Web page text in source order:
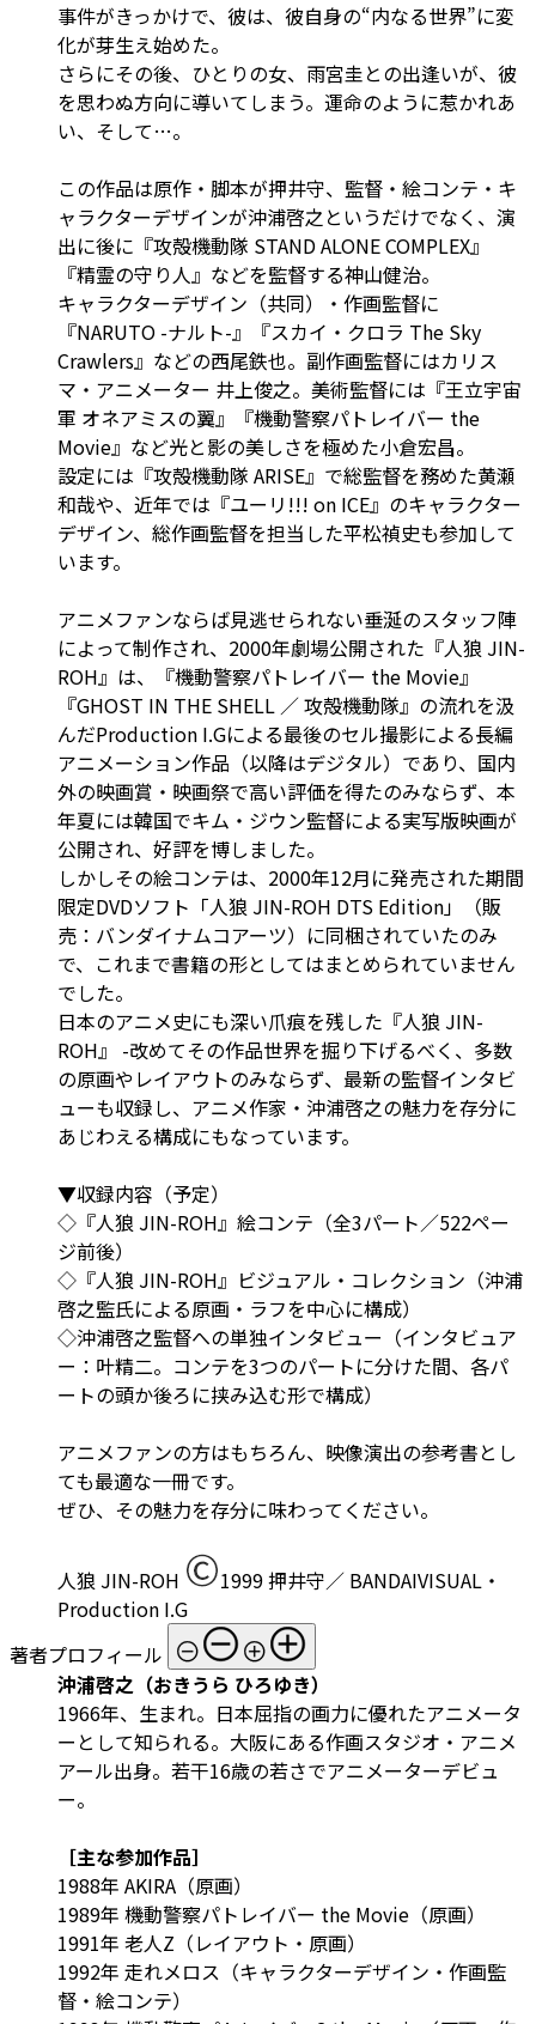
事件がきっかけで、彼は、彼自身の“内なる世界”に変
化が芽生え始めた。
さらにその後、ひとりの女、雨宮圭との出逢いが、彼
を思わぬ方向に導いてしまう。運命のように惹かれあ
い、そして…。
この作品は原作・脚本が押井守、監督・絵コンテ・キ
ャラクターデザインが沖浦啓之というだけでなく、演
出に後に『攻殻機動隊 STAND ALONE COMPLEX』
『精霊の守り人』などを監督する神山健治。
キャラクターデザイン（共同）・作画監督に
『NARUTO -ナルト-』『スカイ・クロラ The Sky
Crawlers』などの西尾鉄也。副作画監督にはカリス
マ・アニメーター 井上俊之。美術監督には『王立宇宙
軍 オネアミスの翼』『機動警察パトレイバー the
Movie』など光と影の美しさを極めた小倉宏昌。
設定には『攻殻機動隊 ARISE』で総監督を務めた黄瀬
和哉や、近年では『ユーリ!!! on ICE』のキャラクター
デザイン、総作画監督を担当した平松禎史も参加して
います。
アニメファンならば見逃せられない垂涎のスタッフ陣
によって制作され、2000年劇場公開された『人狼 JIN-
ROH』は、『機動警察パトレイバー the Movie』
『GHOST IN THE SHELL ／ 攻殻機動隊』の流れを汲
んだProduction I.Gによる最後のセル撮影による長編
アニメーション作品（以降はデジタル）であり、国内
外の映画賞・映画祭で高い評価を得たのみならず、本
年夏には韓国でキム・ジウン監督による実写版映画が
公開され、好評を博しました。
しかしその絵コンテは、2000年12月に発売された期間
限定DVDソフト「人狼 JIN-ROH DTS Edition」（販
売：バンダイナムコアーツ）に同梱されていたのみ
で、これまで書籍の形としてはまとめられていません
でした。
日本のアニメ史にも深い爪痕を残した『人狼 JIN-
ROH』 -改めてその作品世界を掘り下げるべく、多数
の原画やレイアウトのみならず、最新の監督インタビ
ューも収録し、アニメ作家・沖浦啓之の魅力を存分に
あじわえる構成にもなっています。
▼収録内容（予定）
◇『人狼 JIN-ROH』絵コンテ（全3パート／522ペー
ジ前後）
◇『人狼 JIN-ROH』ビジュアル・コレクション（沖浦
啓之監氏による原画・ラフを中心に構成）
◇沖浦啓之監督への単独インタビュー（インタビュア
ー：叶精二。コンテを3つのパートに分けた間、各パ
ートの頭か後ろに挟み込む形で構成）
アニメファンの方はもちろん、映像演出の参考書とし
ても最適な一冊です。
ぜひ、その魅力を存分に味わってください。
人狼 JIN-ROH
1999 押井守／ BANDAIVISUAL・
Production I.G
著者プロフィール
沖浦啓之（おきうら ひろゆき）
1966年、生まれ。日本屈指の画力に優れたアニメータ
ーとして知られる。大阪にある作画スタジオ・アニメ
アール出身。若干16歳の若さでアニメーターデビュ
ー。
［主な参加作品］
1988年 AKIRA（原画）
1989年 機動警察パトレイバー the Movie（原画）
1991年 老人Z（レイアウト・原画）
1992年 走れメロス（キャラクターデザイン・作画監
督・絵コンテ）